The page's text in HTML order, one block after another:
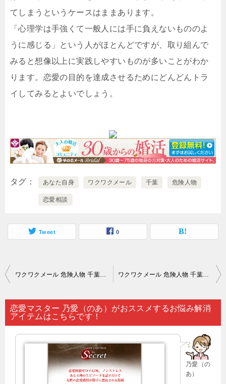
てしまうというケースはままあります。
「心理学は手強くて一般人には手に負えないもののよ
うに感じる」という人がほとんどですが、取り組んで
みると想像以上に実践しやすいものが多いことがわか
ります。恋愛の目的を達成させるためにどんどんトラ
イしてみるとよいでしょう。
タグ あなた自身 ワクワクメール 千葉 危険人物
恋愛相談
Tweet 0
投
ナ
ビ
ワクワクメール 危険人物 千葉｜合コンや街コンに足を向けても「なかなか出会いがない」…。 ワクワクメール 危険人物 千葉｜「心理学は手強くて難しいように思える」ということで敬遠している人が多いですが…。
恋愛マスター 乃愛（のあ）がおススメするお悩み解消
アイテムはこちらです！
乃愛（の
あ）